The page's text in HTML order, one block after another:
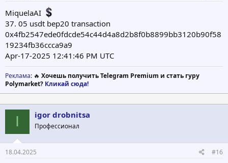
MiquelaAI
37. 05 usdt bep20 transaction
0x4fb2547ede0fdcde54c44d4a8d2b8f0b8899bb3120b90f58
19234fb36ccca9a9
Apr-17-2025 12:41:46 PM UTC
Реклама: 🔥 Хочешь получить Telegram Premium и стать гуру
Polymarket? Кликай сюда!
I igor drobnitsa
Профессионал
18.04.2025 #16